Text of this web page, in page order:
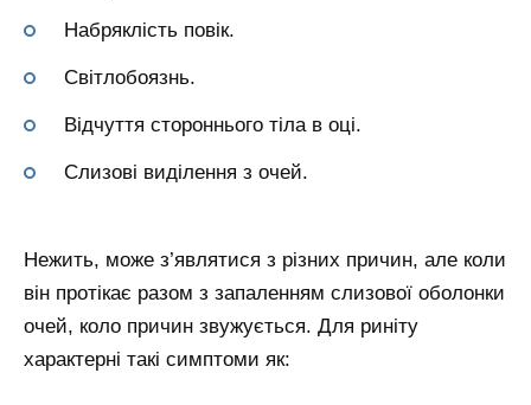
Набряклість повік.
Світлобоязнь.
Відчуття стороннього тіла в оці.
Слизові виділення з очей.
Нежить, може з’являтися з різних причин, але коли
він протікає разом з запаленням слизової оболонки
очей, коло причин звужується. Для риніту
характерні такі симптоми як: